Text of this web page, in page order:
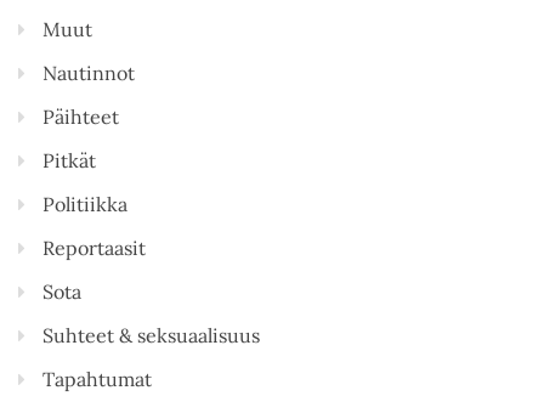
Muut
Nautinnot
Päihteet
Pitkät
Politiikka
Reportaasit
Sota
Suhteet & seksuaalisuus
Tapahtumat